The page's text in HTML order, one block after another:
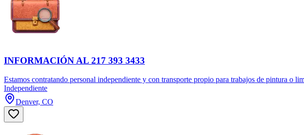
INFORMACIÓN AL 217 393 3433
Estamos contratando personal independiente y con transporte propio para trabajos de pintura
Independiente
Denver, CO